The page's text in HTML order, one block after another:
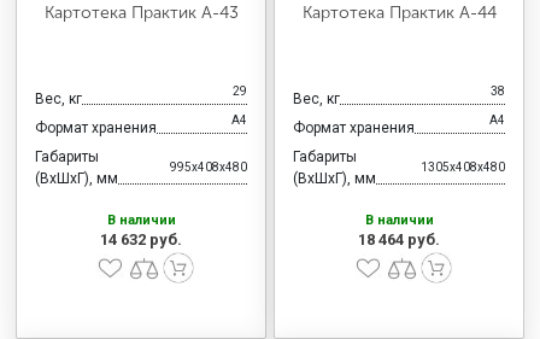
Картотека Практик А-43
Вес, кг 29
Формат хранения А4
Габариты
(ВхШхГ), мм
995x408x480
В наличии
14 632 руб.
Картотека Практик А-44
Вес, кг 38
Формат хранения А4
Габариты
(ВхШхГ), мм
1305x408x480
В наличии
18 464 руб.